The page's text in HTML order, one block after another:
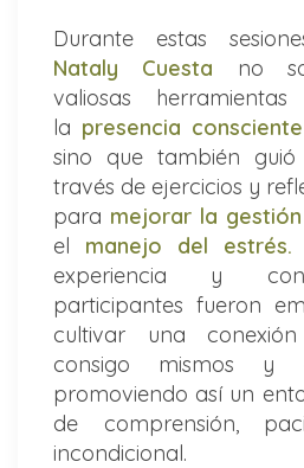
Durante estas
Nataly Cuesta no
valiosas
la presencia consciente
sino que también
través de ejercicios y
para mejorar la
el manejo del estrés.
experiencia y
participantes fueron
cultivar una
consigo mismos y
promoviendo así un
de comprensión,
incondicional.